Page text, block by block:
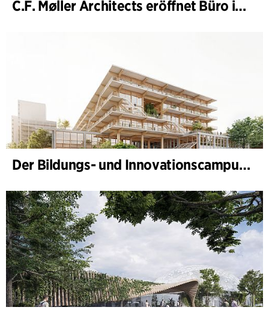
C.F. Møller Architects eröffnet Büro in Göteborg
Der Bildungs- und Innovationscampus (BIC) nimmt Gestalt an